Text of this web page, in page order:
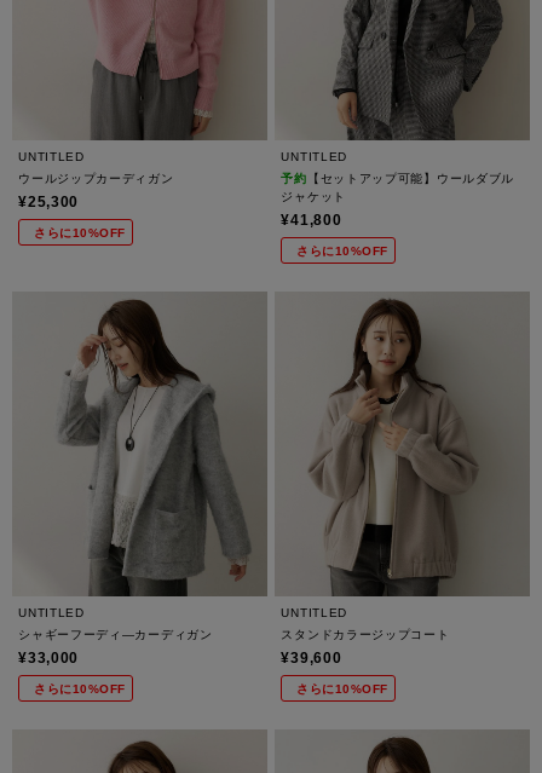
UNTITLED
ウールジップカーディガン
¥25,300
さらに10%OFF
UNTITLED
予約 【セットアップ可能】ウールダブル
ジャケット
¥41,800
さらに10%OFF
UNTITLED
シャギーフーディ―カーディガン
¥33,000
さらに10%OFF
UNTITLED
スタンドカラージップコート
¥39,600
さらに10%OFF